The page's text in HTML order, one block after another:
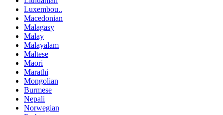
Luxembou..
Macedonian
Malagasy
Malay
Malayalam
Maltese
Maori
Marathi
Mongolian
Burmese
Nepali
Norwegian